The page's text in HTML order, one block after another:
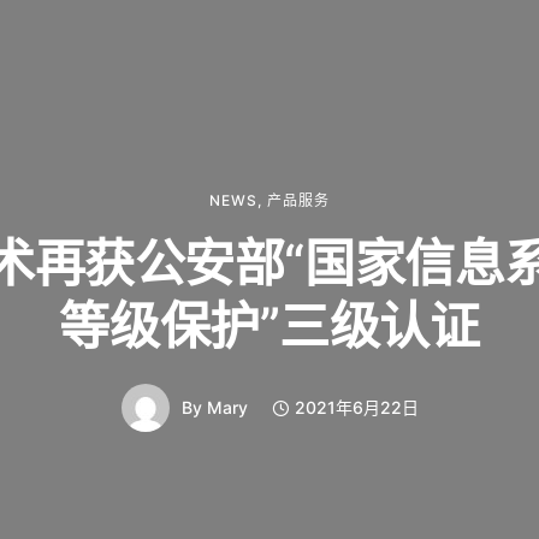
NEWS , 产品服务
再获公安部“国家信息
等级保护”三级认证
By Mary 2021年6月22日